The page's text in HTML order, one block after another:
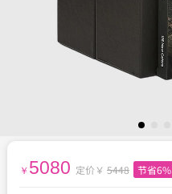
￥ 5080 定价￥ 5448 节省6%